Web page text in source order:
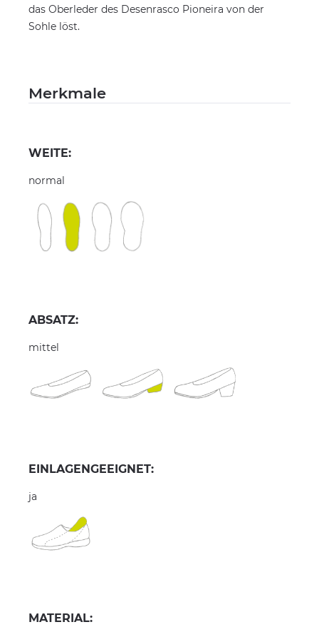
das Oberleder des Desenrasco Pioneira von der
Sohle löst.
Merkmale
WEITE:
normal
ABSATZ:
mittel
EINLAGENGEEIGNET:
ja
MATERIAL: